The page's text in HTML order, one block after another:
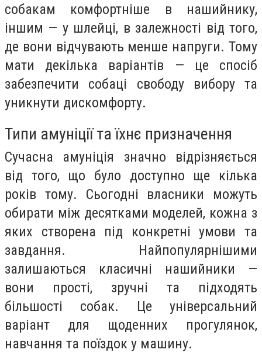
собакам комфортніше в нашийнику,
іншим — у шлейці, в залежності від того,
де вони відчувають менше напруги. Тому
мати декілька варіантів — це спосіб
забезпечити собаці свободу вибору та
уникнути дискомфорту.
Типи амуніції та їхнє призначення
Сучасна амуніція значно відрізняється
від того, що було доступно ще кілька
років тому. Сьогодні власники можуть
обирати між десятками моделей, кожна з
яких створена під конкретні умови та
завдання. Найпопулярнішими
залишаються класичні нашийники —
вони прості, зручні та підходять
більшості собак. Це універсальний
варіант для щоденних прогулянок,
навчання та поїздок у машину.